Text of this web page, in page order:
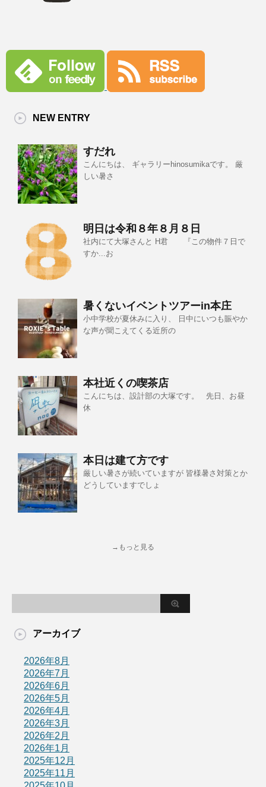
NEW ENTRY
すだれ
こんにちは、 ギャラリーhinosumikaです。 厳
しい暑さ
明日は令和８年８月８日
社内にて大塚さんと H君 『この物件７日で
すか...お
暑くないイベントツアーin本庄
小中学校が夏休みに入り、 日中にいつも賑やか
な声が聞こえてくる近所の
本社近くの喫茶店
こんにちは、設計部の大塚です。 先日、お昼
休
本日は建て方です
厳しい暑さが続いていますが 皆様暑さ対策とか
どうしていますでしょ
→もっと見る
アーカイブ
2026年8月
2026年7月
2026年6月
2026年5月
2026年4月
2026年3月
2026年2月
2026年1月
2025年12月
2025年11月